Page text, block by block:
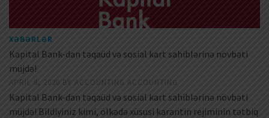
XƏBƏRLƏR
Kapital Bank-dan təqaüd və sosial kart sahiblərinə növbəti
müjdə!
APRIL 8, 2020 BY ACCOUNTING ACCOUNTING
Kapital Bank-dan təqaüd və sosial kart sahiblərinə növbəti
müjdə! Bildiyiniz kimi, ölkədə xüsusi karantin rejiminin tətbiq